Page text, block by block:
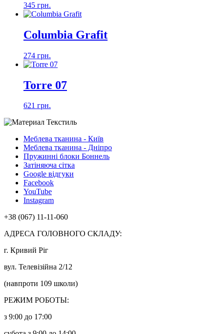
345 грн.
Columbia Grafit
274 грн.
Torre 07
621 грн.
Меблева тканина - Київ
Меблева тканина - Дніпро
Пружинні блоки Боннель
Затіняюча сітка
Google відгуки
Facebook
YouTube
Instagram
+38 (067) 11-11-060
АДРЕСА ГОЛОВНОГО СКЛАДУ:
г. Кривий Ріг
вул. Телевізійна 2/12
(навпроти 109 школи)
РЕЖИМ РОБОТЫ:
з 9:00 до 17:00